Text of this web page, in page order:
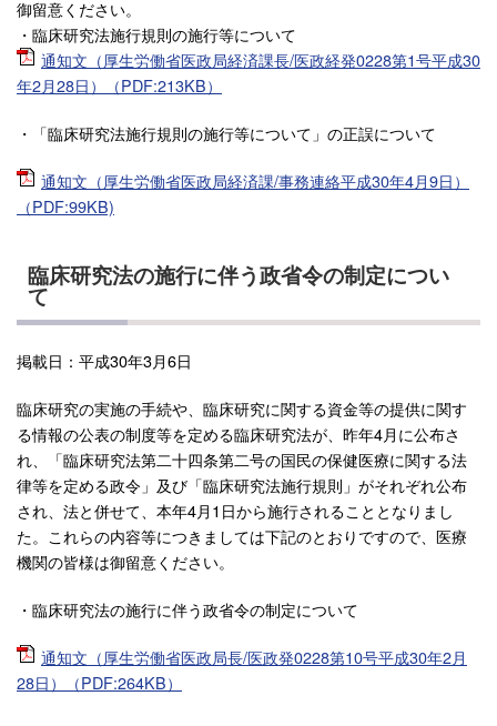
御留意ください。
・臨床研究法施行規則の施行等について
通知文（厚生労働省医政局経済課長/医政経発0228第1号平成30
年2月28日）（PDF:213KB）
・「臨床研究法施行規則の施行等について」の正誤について
通知文（厚生労働省医政局経済課/事務連絡平成30年4月9日）
（PDF:99KB)
臨床研究法の施行に伴う政省令の制定につい
て
掲載日：平成30年3月6日
臨床研究の実施の手続や、臨床研究に関する資金等の提供に関す
る情報の公表の制度等を定める臨床研究法が、昨年4月に公布さ
れ、「臨床研究法第二十四条第二号の国民の保健医療に関する法
律等を定める政令」及び「臨床研究法施行規則」がそれぞれ公布
され、法と併せて、本年4月1日から施行されることとなりまし
た。これらの内容等につきましては下記のとおりですので、医療
機関の皆様は御留意ください。
・臨床研究法の施行に伴う政省令の制定について
通知文（厚生労働省医政局長/医政発0228第10号平成30年2月
28日）（PDF:264KB）